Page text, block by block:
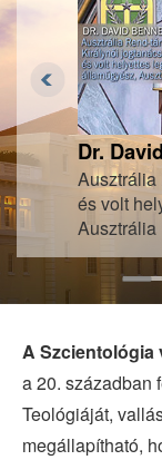
Dr.
Ausztrália
és volt
Ausztrália
A Szcientológia
a 20. században
Teológiáját,
megállapítható,